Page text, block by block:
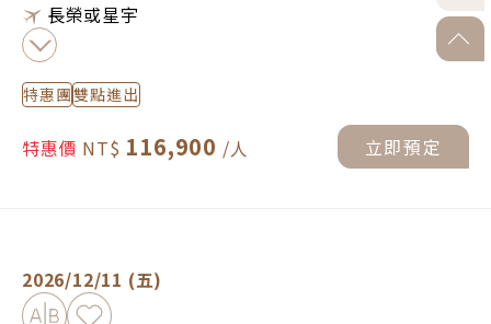
長榮或星宇
特惠團雙點進出
特惠價 116,900 立即預定
2026/12/11 (五)
加入比較加入最愛
go-